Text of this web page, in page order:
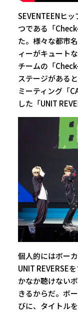
SEVENTEENヒ
つである「
た。様々な都市
ィーがキュート
チームの「
ステージがある
ミーティング「
した「UNIT
個人的にはボー
UNIT REVERSE
かなか聴けない
きるからだ。ボ
びに、タイトル